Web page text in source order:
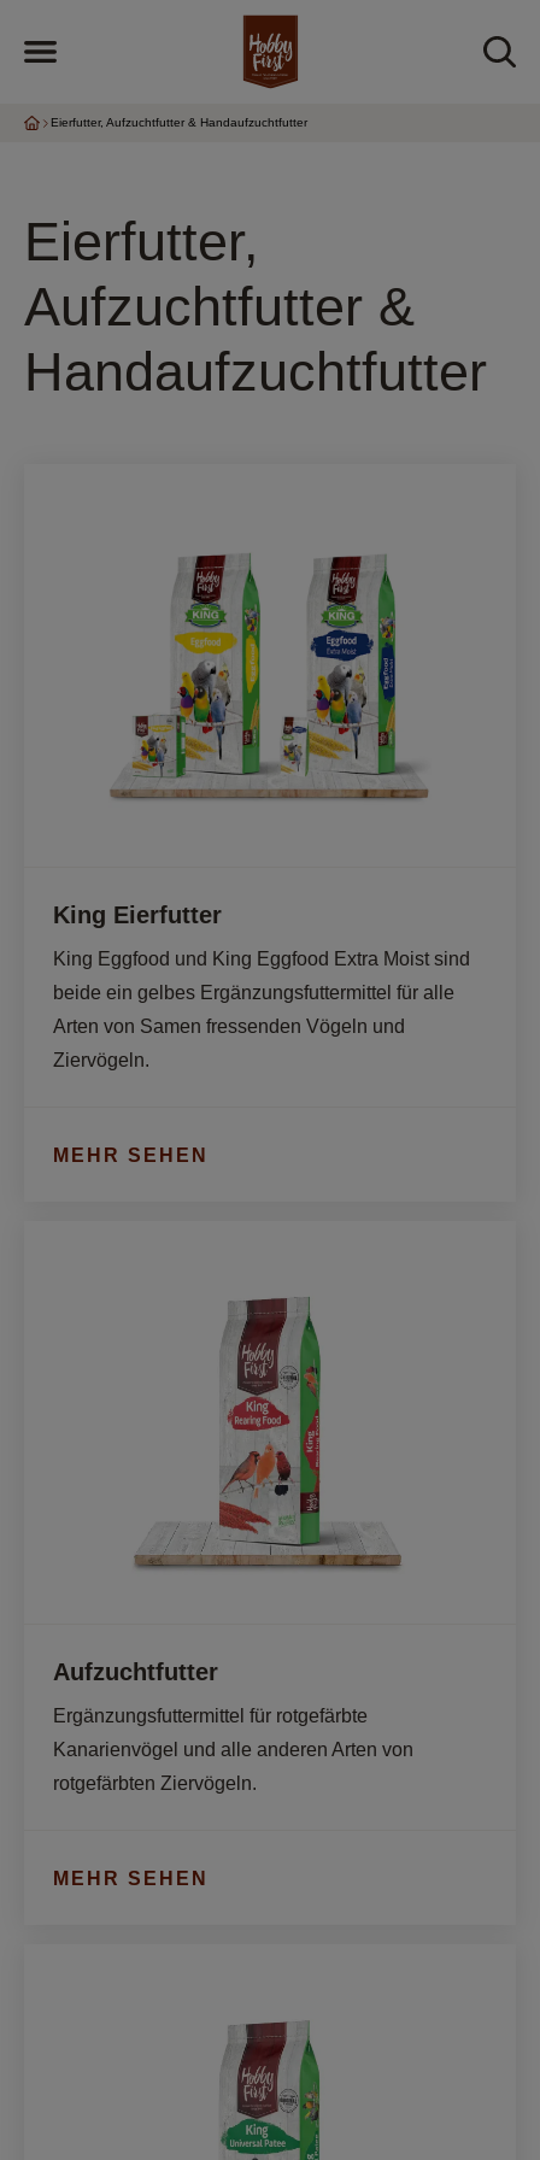
Eierfutter, Aufzuchtfutter & Handaufzuchtfutter
Eierfutter,
Aufzuchtfutter &
Handaufzuchtfutter
King Eierfutter
King Eggfood und King Eggfood Extra Moist sind
beide ein gelbes Ergänzungsfuttermittel für alle
Arten von Samen fressenden Vögeln und
Ziervögeln.
MEHR SEHEN
Aufzuchtfutter
Ergänzungsfuttermittel für rotgefärbte
Kanarienvögel und alle anderen Arten von
rotgefärbten Ziervögeln.
MEHR SEHEN